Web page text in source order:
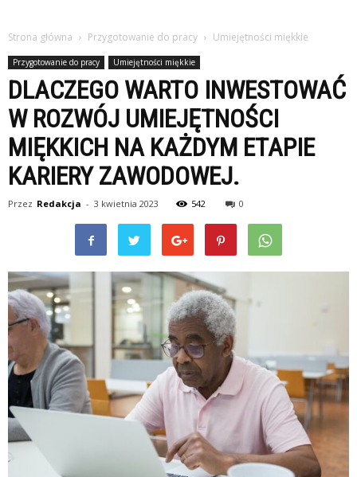
Strona główna Przygotowanie do pracy Umiejętności miękkie
Przygotowanie do pracy Umiejętności miękkie
DLACZEGO WARTO INWESTOWAĆ
W ROZWÓJ UMIEJĘTNOŚCI
MIĘKKICH NA KAŻDYM ETAPIE
KARIERY ZAWODOWEJ.
Przez Redakcja - 3 kwietnia 2023 542 0